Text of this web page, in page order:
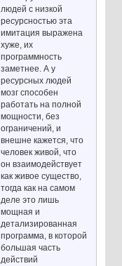
людей с низкой
ресурсностью эта
имитация выражена
хуже, их
программность
заметнее. А у
ресурсных людей
мозг способен
работать на полной
мощности, без
ограничений, и
внешне кажется, что
человек живой, что
он взаимодействует
как живое существо,
тогда как на самом
деле это лишь
мощная и
детализированная
программа, в которой
большая часть
действий